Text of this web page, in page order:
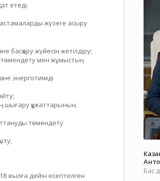
етеді.
жүзеге асыру
басқару жүйесін жетілдіру;
төмендету мен жұмыстың
энерготиімді
шығару құжаттарының
төмендету
жылға дейін есептелген
Бас